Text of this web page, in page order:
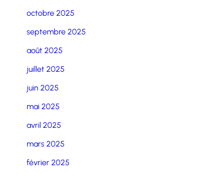
octobre 2025
septembre 2025
août 2025
juillet 2025
juin 2025
mai 2025
avril 2025
mars 2025
février 2025